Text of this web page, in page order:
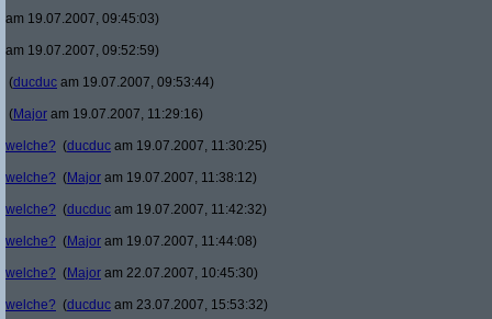
am 19.07.2007, 09:45:03)
am 19.07.2007, 09:52:59)
(ducduc am 19.07.2007, 09:53:44)
(Major am 19.07.2007, 11:29:16)
welche? (ducduc am 19.07.2007, 11:30:25)
welche? (Major am 19.07.2007, 11:38:12)
welche? (ducduc am 19.07.2007, 11:42:32)
welche? (Major am 19.07.2007, 11:44:08)
welche? (Major am 22.07.2007, 10:45:30)
welche? (ducduc am 23.07.2007, 15:53:32)